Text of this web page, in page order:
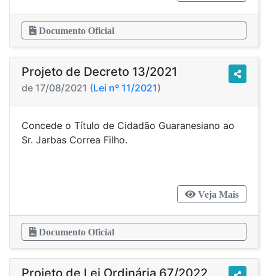
Documento Oficial
Projeto de Decreto 13/2021
de 17/08/2021 (Lei nº 11/2021)
Concede o Título de Cidadão Guaranesiano ao
Sr. Jarbas Correa Filho.
Veja Mais
Documento Oficial
Projeto de Lei Ordinária 67/2022